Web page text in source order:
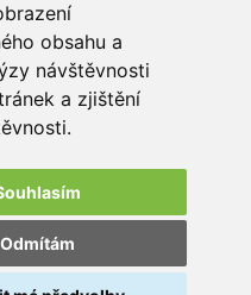
obsahu a
návštěvnosti
a zjištění
Odmítám
přenosných baterií
REMA Battery